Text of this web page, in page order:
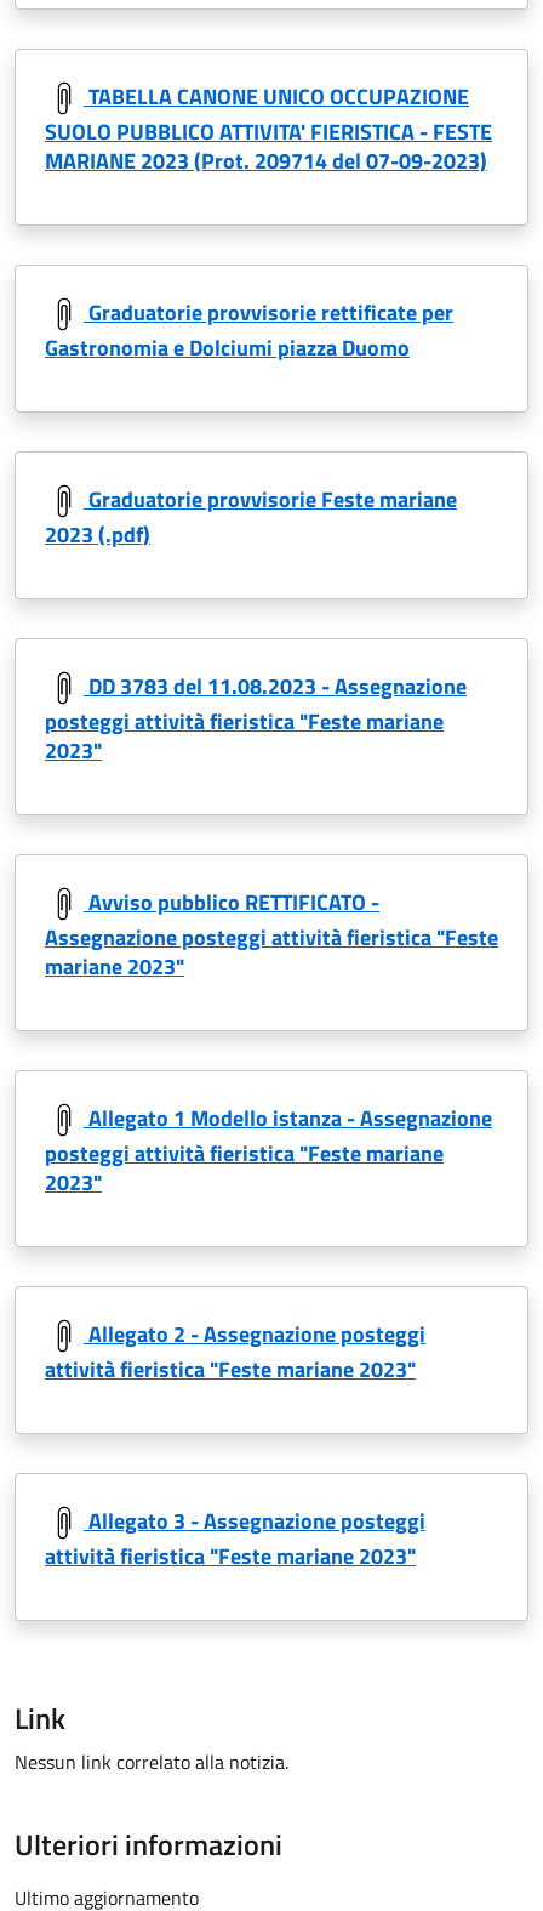
TABELLA CANONE UNICO OCCUPAZIONE
SUOLO PUBBLICO ATTIVITA' FIERISTICA - FESTE
MARIANE 2023 (Prot. 209714 del 07-09-2023)
Graduatorie provvisorie rettificate per
Gastronomia e Dolciumi piazza Duomo
Graduatorie provvisorie Feste mariane
2023 (.pdf)
DD 3783 del 11.08.2023 - Assegnazione
posteggi attività fieristica "Feste mariane
2023"
Avviso pubblico RETTIFICATO -
Assegnazione posteggi attività fieristica "Feste
mariane 2023"
Allegato 1 Modello istanza - Assegnazione
posteggi attività fieristica "Feste mariane
2023"
Allegato 2 - Assegnazione posteggi
attività fieristica "Feste mariane 2023"
Allegato 3 - Assegnazione posteggi
attività fieristica "Feste mariane 2023"
Link
Nessun link correlato alla notizia.
Ulteriori informazioni
Ultimo aggiornamento